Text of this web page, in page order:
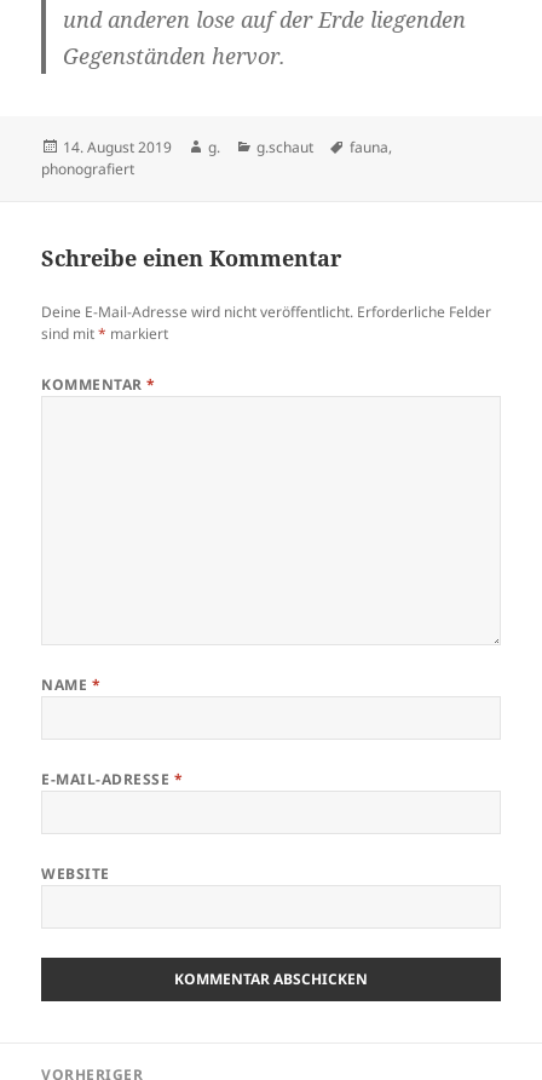
und anderen lose auf der Erde liegenden
Gegenständen hervor.
Veröffentlicht
am
14. August 2019 Autor
g. Kategorien
g.schaut Schlagwörter
fauna,
phonografiert
Schreibe einen Kommentar
Deine E-Mail-Adresse wird nicht veröffentlicht. Erforderliche Felder
sind mit* markiert
KOMMENTAR*
NAME *
E-MAIL-ADRESSE *
WEBSITE
VORHERIGER